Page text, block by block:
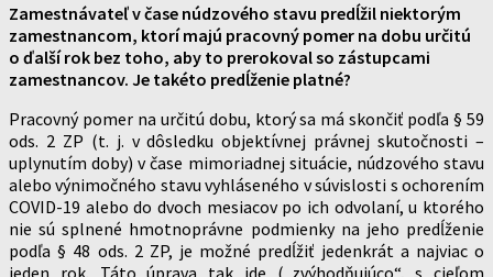
Zamestnávateľ v čase núdzového stavu predĺžil niektorým
zamestnancom, ktorí majú pracovný pomer na dobu určitú
o ďalší rok bez toho, aby to prerokoval so zástupcami
zamestnancov. Je takéto predĺženie platné?
Pracovný pomer na určitú dobu, ktorý sa má skončiť podľa § 59
ods. 2 ZP (t. j. v dôsledku objektívnej právnej skutočnosti –
uplynutím doby) v čase mimoriadnej situácie, núdzového stavu
alebo výnimočného stavu vyhláseného v súvislosti s ochorením
COVID-19 alebo do dvoch mesiacov po ich odvolaní, u ktorého
nie sú splnené hmotnoprávne podmienky na jeho predĺženie
podľa § 48 ods. 2 ZP, je možné predĺžiť jedenkrát a najviac o
jeden rok. Táto úprava tak ide („zvýhodňujúco“, s cieľom